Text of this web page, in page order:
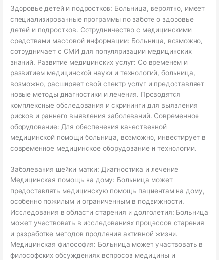
Здоровье детей и подростков: Больница, вероятно, имеет
специализированные программы по заботе о здоровье
детей и подростков. Сотрудничество с медицинскими
средствами массовой информации: Больница, возможно,
сотрудничает с СМИ для популяризации медицинских
знаний. Развитие медицинских услуг: Со временем и
развитием медицинской науки и технологий, больница,
возможно, расширяет свой спектр услуг и предоставляет
новые методы диагностики и лечения. Проводятся
комплексные обследования и скрининги для выявления
рисков и раннего выявления заболеваний. Современное
оборудование: Для обеспечения качественной
медицинской помощи больница, возможно, инвестирует в
современное медицинское оборудование и технологии.
Заболевания шейки матки: Диагностика и лечение
Медицинская помощь на дому: Больница может
предоставлять медицинскую помощь пациентам на дому,
особенно пожилым и ограниченным в подвижности.
Исследования в области старения и долголетия: Больница
может участвовать в исследованиях процессов старения
и разработке методов продления активной жизни.
Медицинская философия: Больница может участвовать в
философских обсуждениях вопросов медицины и